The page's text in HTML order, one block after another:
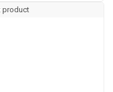
product